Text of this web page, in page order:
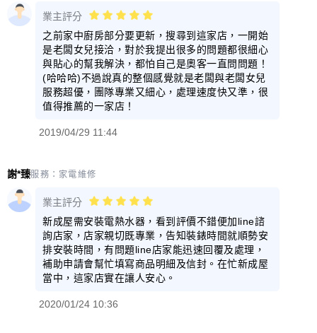
業主評分
之前家中廚房部分要更新，搜尋到這家店，一開始
是老闆女兒接洽，對於我提出很多的問題都很細心
與貼心的幫我解決，都怕自己是奧客一直問問題！
(哈哈哈)不過說真的整個感覺就是老闆與老闆女兒
服務超優，團隊專業又細心，處理速度快又準，很
值得推薦的一家店！
2019/04/29 11:44
謝*臻服務： 家電維修
業主評分
新成屋需安裝電熱水器，看到評價不錯便加line諮
詢店家，店家親切既專業，告知裝錶時間就順勢安
排安裝時間，有問題line店家能迅速回覆及處理，
補助申請會幫忙填寫商品明細及信封。在忙新成屋
當中，這家店實在讓人安心。
2020/01/24 10:36